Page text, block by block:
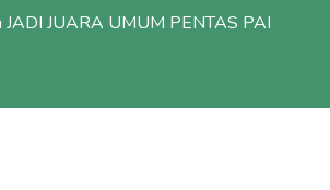
JADI JUARA UMUM PENTAS PAI